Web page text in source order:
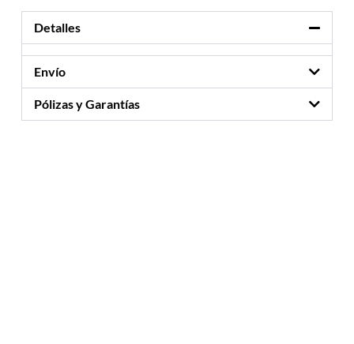
Detalles
Envío
Pólizas y Garantías